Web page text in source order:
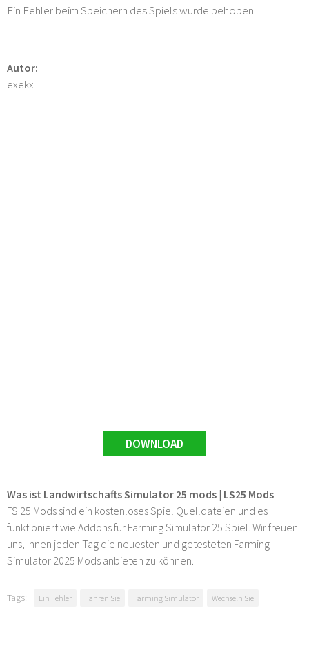
Ein Fehler beim Speichern des Spiels wurde behoben.
Autor:
exekx
DOWNLOAD
Was ist Landwirtschafts Simulator 25 mods | LS25 Mods
FS 25 Mods sind ein kostenloses Spiel Quelldateien und es
funktioniert wie Addons für Farming Simulator 25 Spiel. Wir freuen
uns, Ihnen jeden Tag die neuesten und getesteten Farming
Simulator 2025 Mods anbieten zu können.
Tags: Ein Fehler Fahren Sie Farming Simulator Wechseln Sie